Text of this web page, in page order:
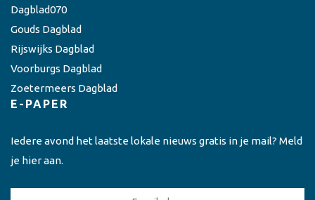
Dagblad070
Gouds Dagblad
Rijswijks Dagblad
Voorburgs Dagblad
Zoetermeers Dagblad
E-PAPER
Iedere avond het laatste lokale nieuws gratis in je mail? Meld
je hier aan.